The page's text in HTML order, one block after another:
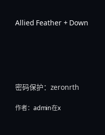
Allied Feather + Down
密码保护：zeronrth
作者： admin在x